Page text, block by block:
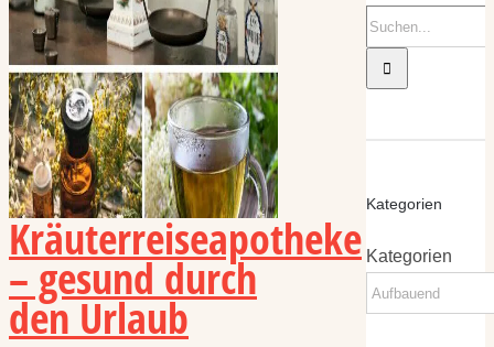
Kräuterreiseapotheke
– gesund durch
den Urlaub
Kategorien
Kategorien